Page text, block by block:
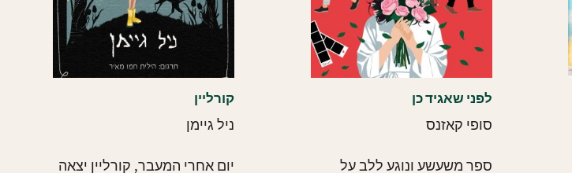
לפני שאגיד כן
סופי קאזנס
ספר משעשע ונוגע ללב על
קורליין
ניל גיימן
יום אחרי המעבר, קורליין יצאה